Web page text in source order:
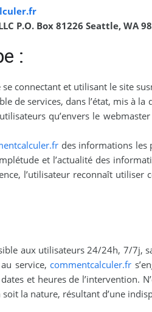
P.O. Box 81226 Seattle, WA
:
connectant et utilisant le site
de services, dans l’état, mis à
qu’envers le
des informations les
et l’actualité des
l’utilisateur reconnaît
aux utilisateurs 24/24h, 7/7j,
service, commentcalculer.fr
et heures de l’intervention.
la nature, résultant d’une